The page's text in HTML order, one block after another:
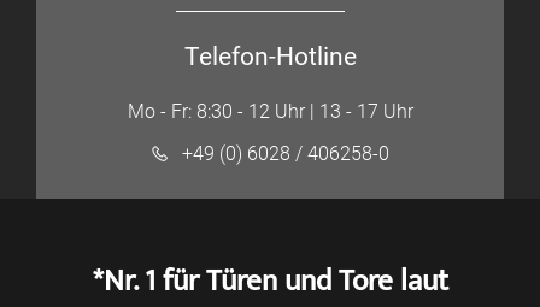
Telefon-Hotline
Mo - Fr: 8:30 - 12 Uhr | 13 - 17 Uhr
+49 (0) 6028 / 406258-0
*Nr. 1 für Türen und Tore laut